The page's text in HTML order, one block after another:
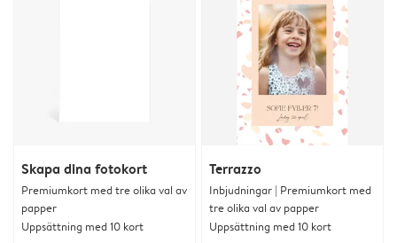
Skapa dina fotokort
Premiumkort med tre olika val av
papper
Uppsättning med 10 kort
Terrazzo
Inbjudningar | Premiumkort med
tre olika val av papper
Uppsättning med 10 kort